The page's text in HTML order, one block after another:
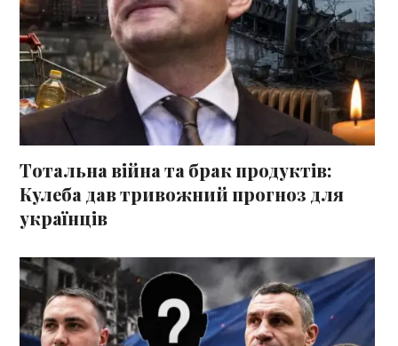
Тотальна війна та брак продуктів:
Кулеба дав тривожний прогноз для
українців